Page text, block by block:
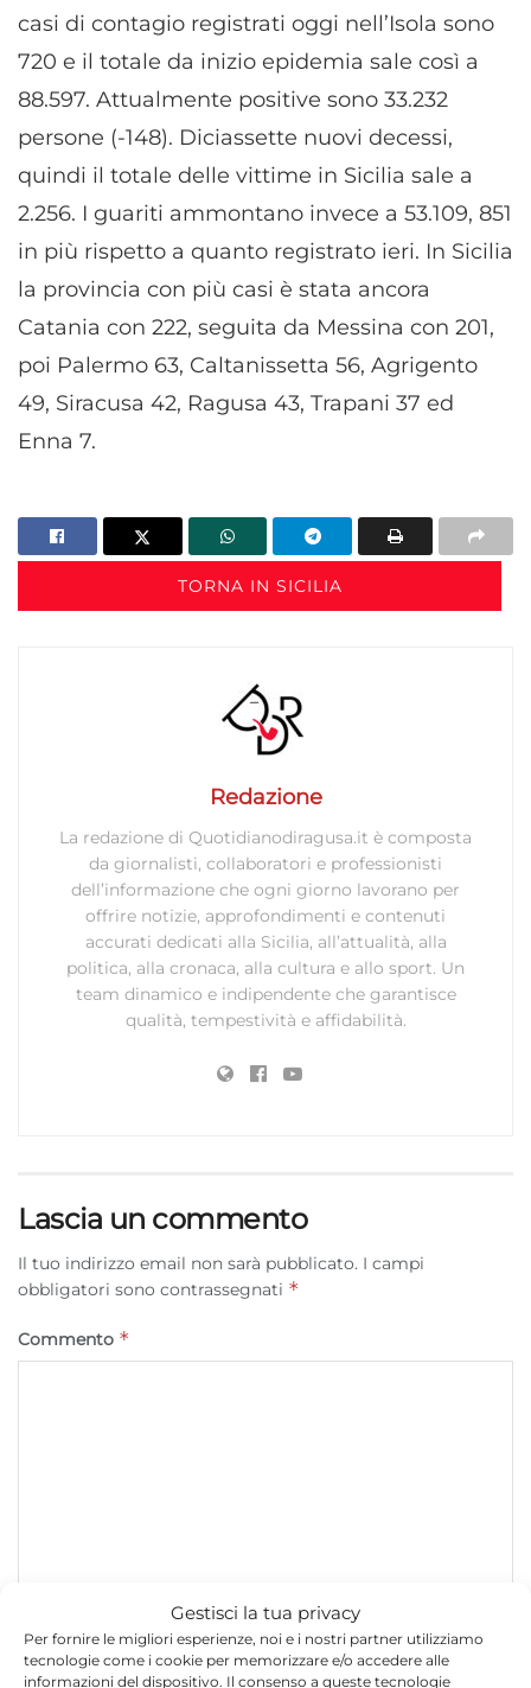
Gestisci la tua privacy
Per fornire le migliori esperienze, noi e i nostri partner utilizziamo
tecnologie come i cookie per memorizzare e/o accedere alle
informazioni del dispositivo. Il consenso a queste tecnologie
casi di contagio registrati oggi nell’Isola sono
720 e il totale da inizio epidemia sale così a
88.597. Attualmente positive sono 33.232
persone (-148). Diciassette nuovi decessi,
quindi il totale delle vittime in Sicilia sale a
2.256. I guariti ammontano invece a 53.109, 851
in più rispetto a quanto registrato ieri. In Sicilia
la provincia con più casi è stata ancora
Catania con 222, seguita da Messina con 201,
poi Palermo 63, Caltanissetta 56, Agrigento
49, Siracusa 42, Ragusa 43, Trapani 37 ed
Enna 7.
TORNA IN SICILIA
Redazione
La redazione di Quotidianodiragusa.it è composta
da giornalisti, collaboratori e professionisti
dell’informazione che ogni giorno lavorano per
offrire notizie, approfondimenti e contenuti
accurati dedicati alla Sicilia, all’attualità, alla
politica, alla cronaca, alla cultura e allo sport. Un
team dinamico e indipendente che garantisce
qualità, tempestività e affidabilità.
Lascia un commento
Il tuo indirizzo email non sarà pubblicato. I campi
obbligatori sono contrassegnati *
Commento *
Nome*